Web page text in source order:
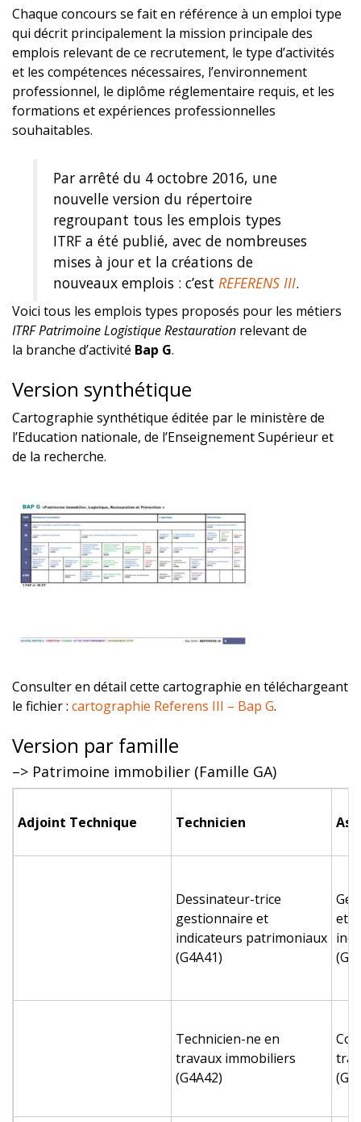
Chaque concours se fait en référence à un emploi type
qui décrit principalement la mission principale des
emplois relevant de ce recrutement, le type d’activités
et les compétences nécessaires, l’environnement
professionnel, le diplôme réglementaire requis, et les
formations et expériences professionnelles
souhaitables.
Par arrêté du 4 octobre 2016, une
nouvelle version du répertoire
regroupant tous les emplois types
ITRF a été publié, avec de nombreuses
mises à jour et la créations de
nouveaux emplois : c’estREFERENS III.
Voici tous les emplois types proposés pour les métiers
ITRF Patrimoine Logistique Restauration relevant de
la branche d’activité Bap G.
Version synthétique
Cartographie synthétique éditée par le ministère de
l’Education nationale, de l’Enseignement Supérieur et
de la recherche.
Consulter en détail cette cartographie en téléchargeant
le fichier : cartographie Referens III – Bap G.
Version par famille
–> Patrimoine immobilier (Famille GA)
Adjoint Technique Technicien
Dessinateur-trice
gestionnaire et
indicateurs patrimoniaux
(G4A41)
et
Technicien-ne en
travaux immobiliers
(G4A42)